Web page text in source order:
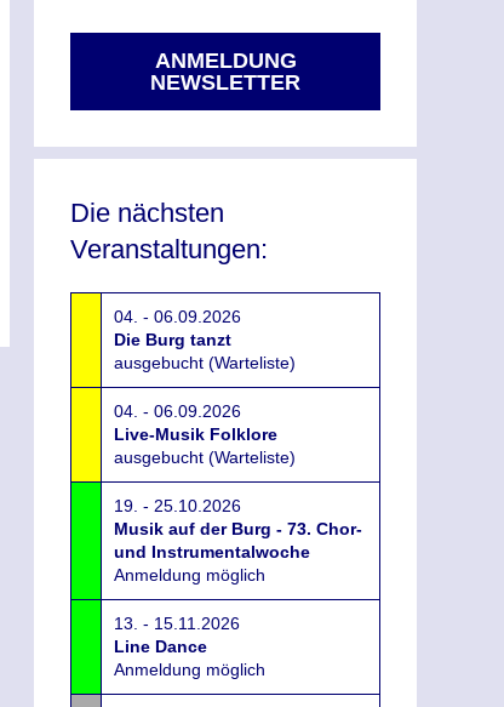
ANMELDUNG
NEWSLETTER
Die nächsten
Veranstaltungen:
04. - 06.09.2026
Die Burg tanzt
ausgebucht (Warteliste)
04. - 06.09.2026
Live-Musik Folklore
ausgebucht (Warteliste)
19. - 25.10.2026
Musik auf der Burg - 73. Chor-
und Instrumentalwoche
Anmeldung möglich
13. - 15.11.2026
Line Dance
Anmeldung möglich